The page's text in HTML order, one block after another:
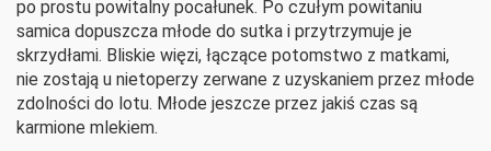
po prostu powitalny pocałunek. Po czułym powitaniu
samica dopuszcza młode do sutka i przytrzymuje je
skrzydłami. Bliskie więzi, łączące potomstwo z matkami,
nie zostają u nietoperzy zerwane z uzyskaniem przez młode
zdolności do lotu. Młode jeszcze przez jakiś czas są
karmione mlekiem.